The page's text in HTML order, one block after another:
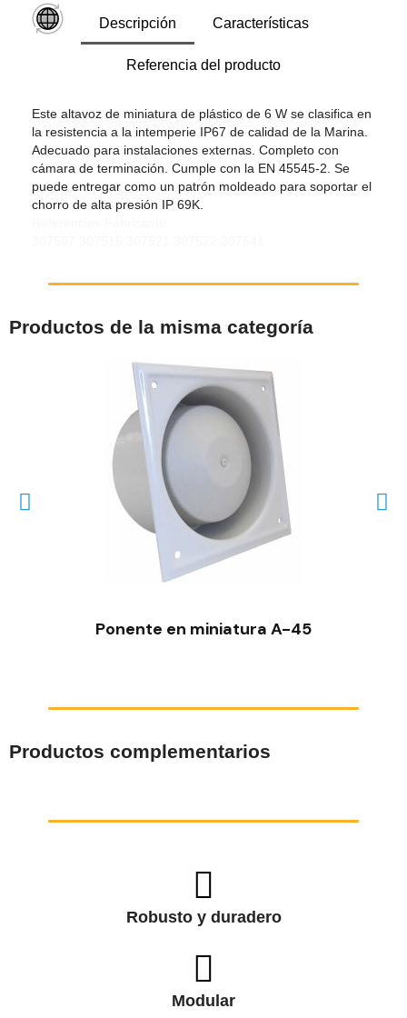
Descripción Características
Referencia del producto
Este altavoz de miniatura de plástico de 6 W se clasifica en
la resistencia a la intemperie IP67 de calidad de la Marina.
Adecuado para instalaciones externas. Completo con
cámara de terminación. Cumple con la EN 45545-2. Se
puede entregar como un patrón moldeado para soportar el
chorro de alta presión IP 69K.
Productos de la misma categoría
VISTA RÁPIDA
Ponente en miniatura A-45
Productos complementarios
Robusto y duradero
Modular